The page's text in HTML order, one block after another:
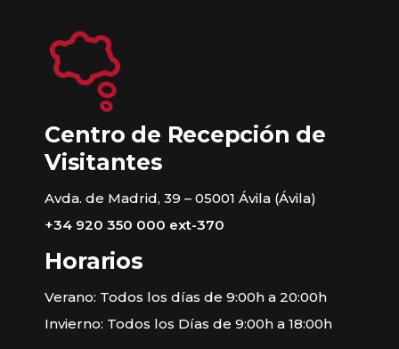
Centro de Recepción de
Visitantes
Avda. de Madrid, 39 – 05001 Ávila (Ávila)
+34 920 350 000 ext-370
Horarios
Verano: Todos los días de 9:00h a 20:00h
Invierno: Todos los Días de 9:00h a 18:00h